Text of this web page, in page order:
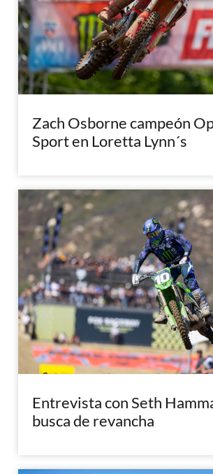
Zach Osborne campeón
Sport en Loretta Lynn´s
Entrevista con Seth
busca de revancha